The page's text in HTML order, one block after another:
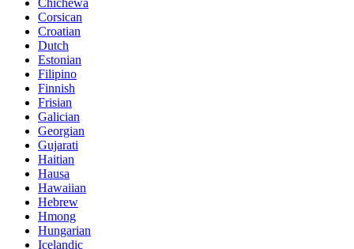
Corsican
Croatian
Dutch
Estonian
Filipino
Finnish
Frisian
Galician
Georgian
Gujarati
Haitian
Hausa
Hawaiian
Hebrew
Hmong
Hungarian
Icelandic